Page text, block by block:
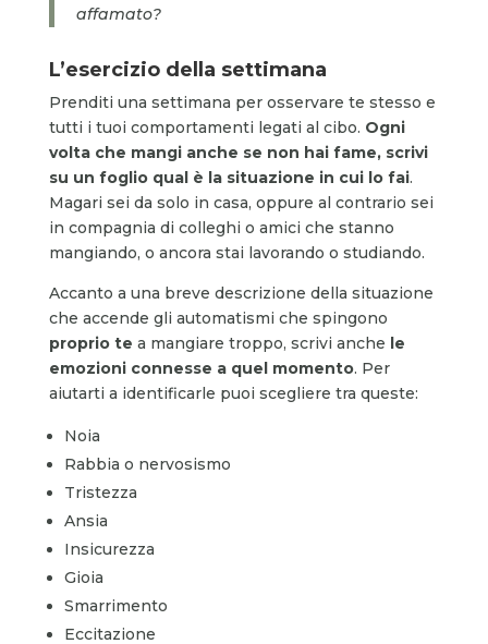
affamato?
L’esercizio della settimana
Prenditi una settimana per osservare te stesso e
tutti i tuoi comportamenti legati al cibo. Ogni
volta che mangi anche se non hai fame, scrivi
su un foglio qual è la situazione in cui lo fai.
Magari sei da solo in casa, oppure al contrario sei
in compagnia di colleghi o amici che stanno
mangiando, o ancora stai lavorando o studiando.
Accanto a una breve descrizione della situazione
che accende gli automatismi che spingono
proprio te a mangiare troppo, scrivi anche le
emozioni connesse a quel momento. Per
aiutarti a identificarle puoi scegliere tra queste:
Noia
Rabbia o nervosismo
Tristezza
Ansia
Insicurezza
Gioia
Smarrimento
Eccitazione